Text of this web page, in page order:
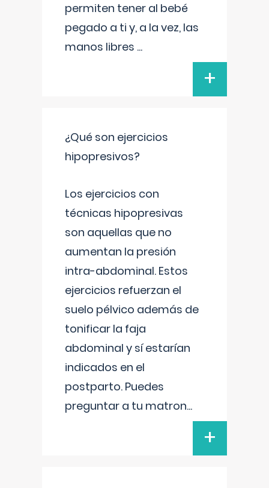
permiten tener al bebé
pegado a ti y, a la vez, las
manos libres ...
+
¿Qué son ejercicios
hipopresivos?
Los ejercicios con
técnicas hipopresivas
son aquellas que no
aumentan la presión
intra-abdominal. Estos
ejercicios refuerzan el
suelo pélvico además de
tonificar la faja
abdominal y sí estarían
indicados en el
postparto. Puedes
preguntar a tu matron...
+